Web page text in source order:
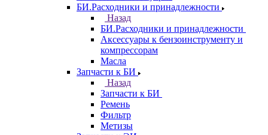
БИ.Расходники и принадлежности
Назад
БИ.Расходники и принадлежности
Аксессуары к бензоинструменту и
компрессорам
Масла
Запчасти к БИ
Назад
Запчасти к БИ
Ремень
Фильтр
Метизы